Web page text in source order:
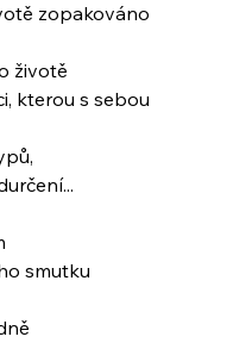
zopakováno
životě
kterou s sebou
smutku